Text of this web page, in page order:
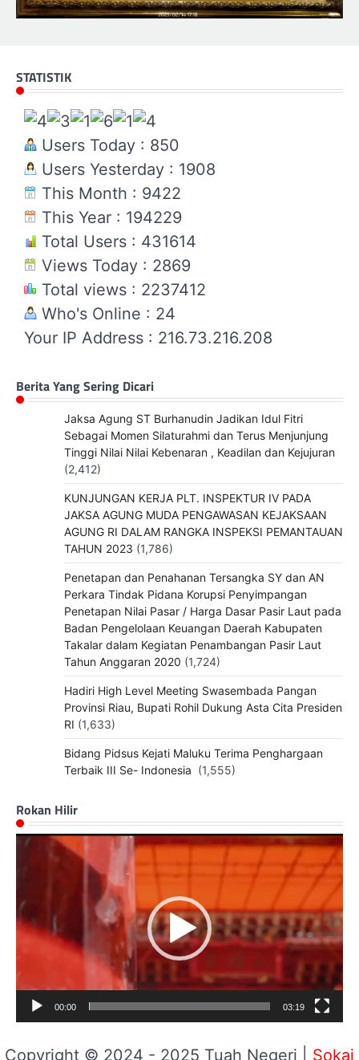
STATISTIK
Users Today : 850
Users Yesterday : 1908
This Month : 9422
This Year : 194229
Total Users : 431614
Views Today : 2869
Total views : 2237412
Who's Online : 24
Your IP Address : 216.73.216.208
Berita Yang Sering Dicari
Jaksa Agung ST Burhanudin Jadikan Idul Fitri
Sebagai Momen Silaturahmi dan Terus Menjunjung
Tinggi Nilai Nilai Kebenaran , Keadilan dan Kejujuran
(2,412)
KUNJUNGAN KERJA PLT. INSPEKTUR IV PADA
JAKSA AGUNG MUDA PENGAWASAN KEJAKSAAN
AGUNG RI DALAM RANGKA INSPEKSI PEMANTAUAN
TAHUN 2023 (1,786)
Penetapan dan Penahanan Tersangka SY dan AN
Perkara Tindak Pidana Korupsi Penyimpangan
Penetapan Nilai Pasar / Harga Dasar Pasir Laut pada
Badan Pengelolaan Keuangan Daerah Kabupaten
Takalar dalam Kegiatan Penambangan Pasir Laut
Tahun Anggaran 2020 (1,724)
Hadiri High Level Meeting Swasembada Pangan
Provinsi Riau, Bupati Rohil Dukung Asta Cita Presiden
RI (1,633)
Bidang Pidsus Kejati Maluku Terima Penghargaan
Terbaik III Se- Indonesia (1,555)
Rokan Hilir
Pemutar
00:00 03:19
Copyright © 2024 - 2025 Tuah Negeri | Sokai